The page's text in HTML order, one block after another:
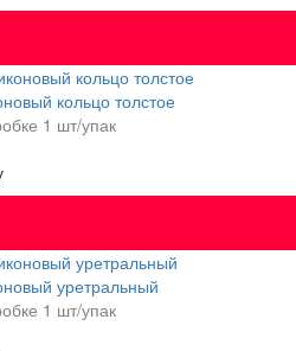
кольцо толстое
1 шт/упак
уретральный
1 шт/упак